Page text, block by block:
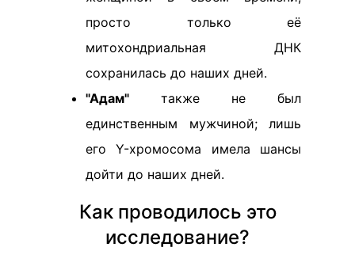
просто только её
митохондриальная ДНК
сохранилась до наших дней.
"Адам" также не был
единственным мужчиной; лишь
его Y-хромосома имела шансы
дойти до наших дней.
Как проводилось это
исследование?